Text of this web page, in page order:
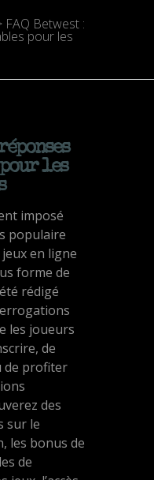
FAQ Betwest :
pour les
les
imposé
populaire
en ligne
forme de
rédigé
les joueurs
de
de profiter
des
sur le
les bonus de
de